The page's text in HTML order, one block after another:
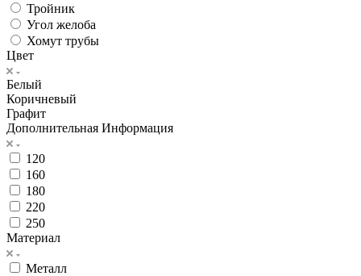
Тройник
Угол желоба
Хомут трубы
Цвет
Белый
Коричневый
Графит
Дополнительная Информация
120
160
180
220
250
Материал
Металл